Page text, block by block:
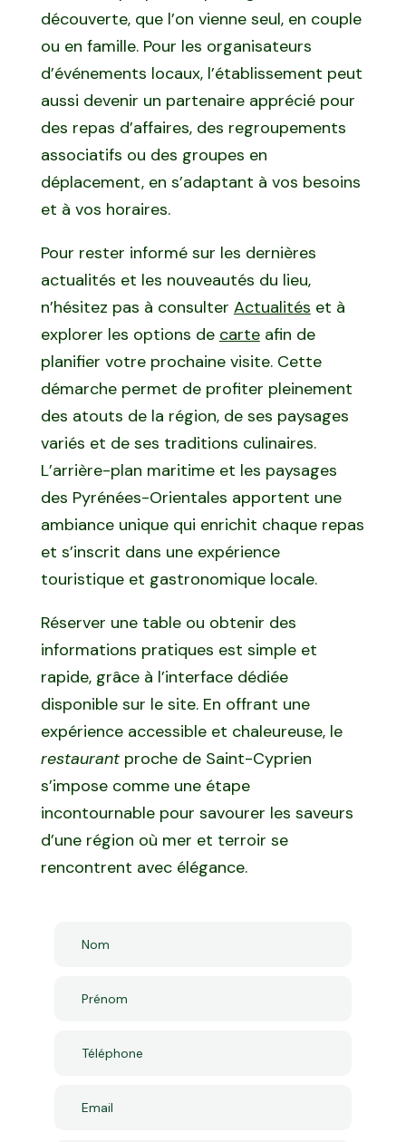
découverte, que l’on vienne seul, en couple
ou en famille. Pour les organisateurs
d’événements locaux, l’établissement peut
aussi devenir un partenaire apprécié pour
des repas d’affaires, des regroupements
associatifs ou des groupes en
déplacement, en s’adaptant à vos besoins
et à vos horaires.
Pour rester informé sur les dernières
actualités et les nouveautés du lieu,
n’hésitez pas à consulter Actualités et à
explorer les options de carteafin de
planifier votre prochaine visite. Cette
démarche permet de profiter pleinement
des atouts de la région, de ses paysages
variés et de ses traditions culinaires.
L’arrière-plan maritime et les paysages
des Pyrénées-Orientales apportent une
ambiance unique qui enrichit chaque repas
et s’inscrit dans une expérience
touristique et gastronomique locale.
Réserver une table ou obtenir des
informations pratiques est simple et
rapide, grâce à l’interface dédiée
disponible sur le site. En offrant une
expérience accessible et chaleureuse, le
restaurantproche de Saint-Cyprien
s’impose comme une étape
incontournable pour savourer les saveurs
d’une région où mer et terroir se
rencontrent avec élégance.